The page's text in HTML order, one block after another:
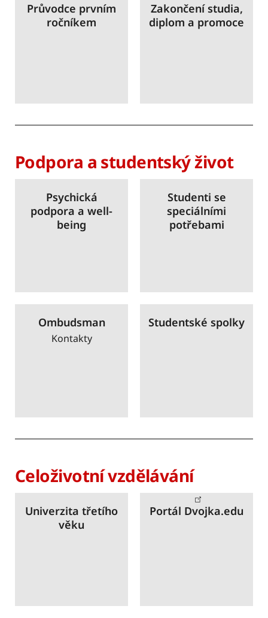
Průvodce prvním
ročníkem
Zakončení studia,
diplom a promoce
Podpora a studentský život
Psychická
podpora a well-
being
Studenti se
speciálními
potřebami
Ombudsman
Kontakty
Studentské spolky
Celoživotní vzdělávání
Univerzita třetího
věku
Portál Dvojka.edu